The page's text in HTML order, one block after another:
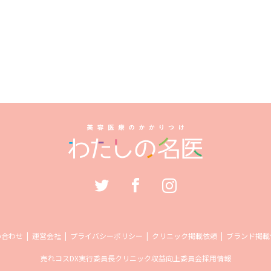
わせ 運営会社 プライバシーポリシー クリニック掲載依頼 ブランド掲
売れコスDX実行委員長クリニック収益向上委員会採用情報